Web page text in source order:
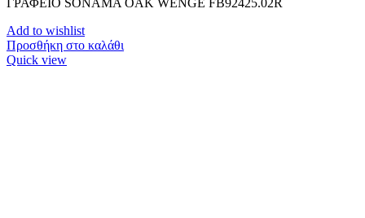
ΓΡΑΦΕΙΟ SONAMA OAK WENGE FB92425.02R
Add to wishlist
Προσθήκη στο καλάθι
Quick view